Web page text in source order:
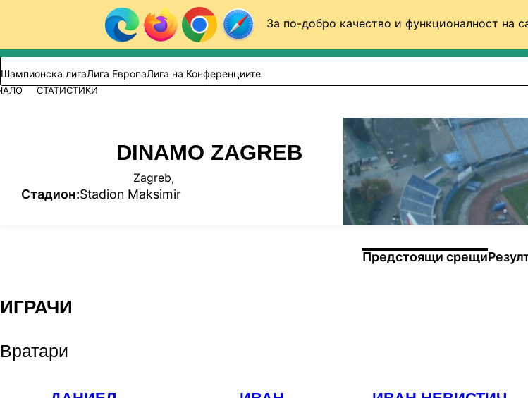
За по-добро качество и функционалност на
Към съдържанието
Търси в сайта
ВИДЕО ФУТБОЛ (БГ)
Шампионска лигаЛига ЕвропаЛига на Конференциите
СТАТИСТИКИ
DINAMO ZAGREB
Zagreb,
Стадион:Stadion Maksimir
Предстоящи срещи
ИГРАЧИ
Вратари